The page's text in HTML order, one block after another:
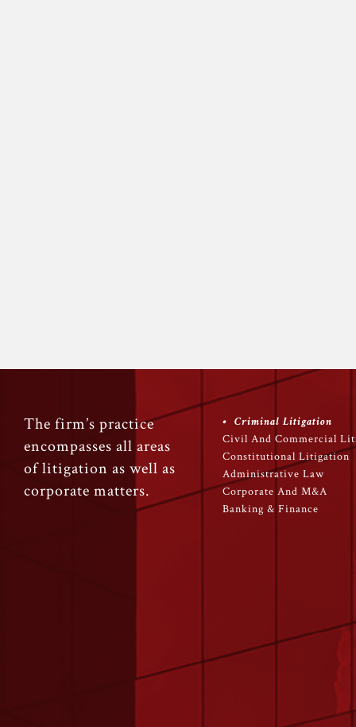
The firm’s practice
encompasses all areas
of litigation as well as
corporate matters.
Criminal Litigation
Civil And Commercial
Constitutional Litigation
Administrative Law
Corporate And M&A
Banking & Finance